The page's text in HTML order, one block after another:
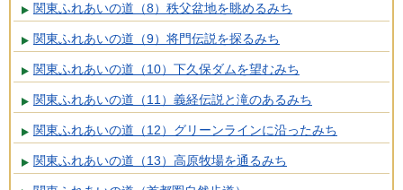
関東ふれあいの道（8）秩父盆地を眺めるみち
関東ふれあいの道（9）将門伝説を探るみち
関東ふれあいの道（10）下久保ダムを望むみち
関東ふれあいの道（11）義経伝説と滝のあるみち
関東ふれあいの道（12）グリーンラインに沿ったみち
関東ふれあいの道（13）高原牧場を通るみち